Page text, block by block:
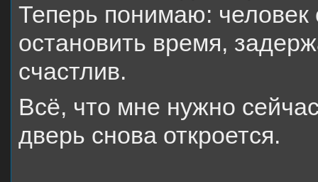
Теперь понимаю: человек
остановить время,
счастлив.
Всё, что мне нужно
дверь снова откроется.